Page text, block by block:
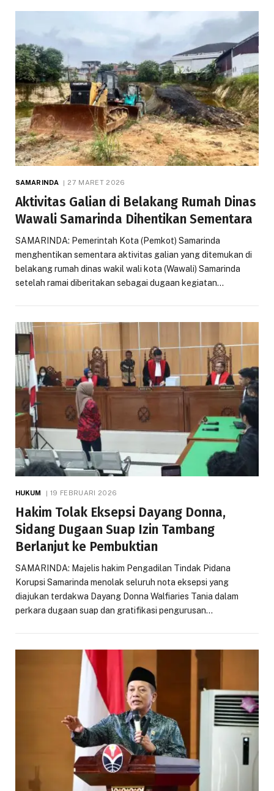
SAMARINDA 27 MARET 2026
Aktivitas Galian di Belakang Rumah Dinas
Wawali Samarinda Dihentikan Sementara
SAMARINDA: Pemerintah Kota (Pemkot) Samarinda
menghentikan sementara aktivitas galian yang ditemukan di
belakang rumah dinas wakil wali kota (Wawali) Samarinda
setelah ramai diberitakan sebagai dugaan kegiatan…
HUKUM 19 FEBRUARI 2026
Hakim Tolak Eksepsi Dayang Donna,
Sidang Dugaan Suap Izin Tambang
Berlanjut ke Pembuktian
SAMARINDA: Majelis hakim Pengadilan Tindak Pidana
Korupsi Samarinda menolak seluruh nota eksepsi yang
diajukan terdakwa Dayang Donna Walfiaries Tania dalam
perkara dugaan suap dan gratifikasi pengurusan…